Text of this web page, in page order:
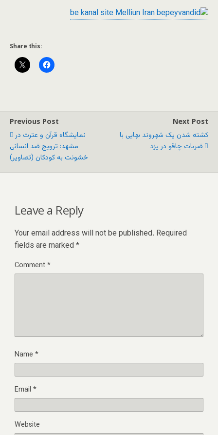
Share this:
Previous Post
نمایشگاه قرآن و عترت در
مشهد: ترویج ضد انسانی
خشونت به کودکان (تصاویر)
Next Post
کشته شدن یک شهروند بهایی با
ضربات چاقو در یزد
Leave a Reply
Your email address will not be published. Required
fields are marked *
Comment*
Name *
Email *
Website